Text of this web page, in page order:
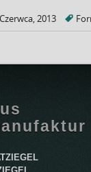
2013